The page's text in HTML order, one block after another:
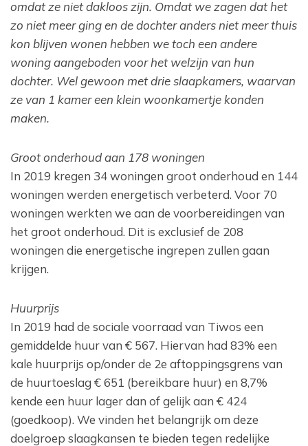
omdat ze niet dakloos zijn. Omdat we zagen dat het
zo niet meer ging en de dochter anders niet meer thuis
kon blijven wonen hebben we toch een andere
woning aangeboden voor het welzijn van hun
dochter. Wel gewoon met drie slaapkamers, waarvan
ze van 1 kamer een klein woonkamertje konden
maken.
Groot onderhoud aan 178 woningen
In 2019 kregen 34 woningen groot onderhoud en 144
woningen werden energetisch verbeterd. Voor 70
woningen werkten we aan de voorbereidingen van
het groot onderhoud. Dit is exclusief de 208
woningen die energetische ingrepen zullen gaan
krijgen.
Huurprijs
In 2019 had de sociale voorraad van Tiwos een
gemiddelde huur van € 567. Hiervan had 83% een
kale huurprijs op/onder de 2e aftoppingsgrens van
de huurtoeslag € 651 (bereikbare huur) en 8,7%
kende een huur lager dan of gelijk aan € 424
(goedkoop). We vinden het belangrijk om deze
doelgroep slaagkansen te bieden tegen redelijke